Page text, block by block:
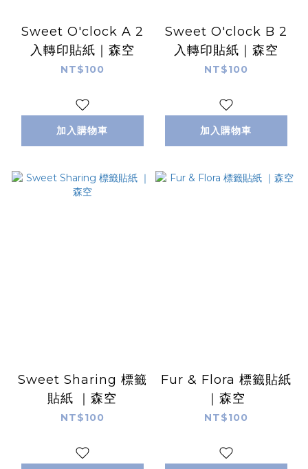
Sweet O'clock A 2
入轉印貼紙｜森空
NT$100
加入購物車
Sweet O'clock B 2
入轉印貼紙｜森空
NT$100
加入購物車
Sweet Sharing 標籤
貼紙 ｜森空
NT$100
Fur & Flora 標籤貼紙
｜森空
NT$100